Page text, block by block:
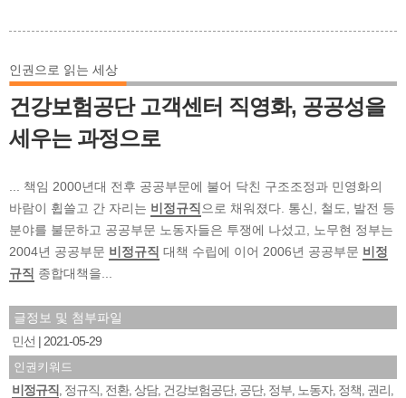
인권으로 읽는 세상
건강보험공단 고객센터 직영화, 공공성을
세우는 과정으로
... 책임 2000년대 전후 공공부문에 불어 닥친 구조조정과 민영화의
바람이 휩쓸고 간 자리는 비정규직 으로 채워졌다. 통신, 철도, 발전 등
분야를 불문하고 공공부문 노동자들은 투쟁에 나섰고, 노무현 정부는
2004년 공공부문 비정규직 대책 수립에 이어 2006년 공공부문 비정
규직 종합대책을...
글정보 및 첨부파일
민선
2021-05-29
인권키워드
비정규직 정규직 전환, 상담, 건강보험공단, 공단, 정부 노동자, 정책 권리